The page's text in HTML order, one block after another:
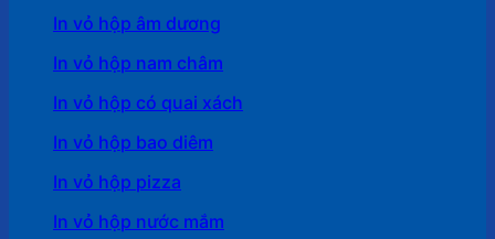
In vỏ hộp âm dương
In vỏ hộp nam châm
In vỏ hộp có quai xách
In vỏ hộp bao diêm
In vỏ hộp pizza
In vỏ hộp nước mắm